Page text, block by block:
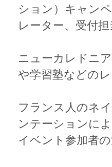
ション）キャン
レーター、 受付担
ニューカレドニア
や学習塾などの
フランス人のネ
ンテーションに
イベント 参加者